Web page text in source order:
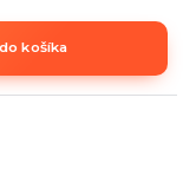
košíka